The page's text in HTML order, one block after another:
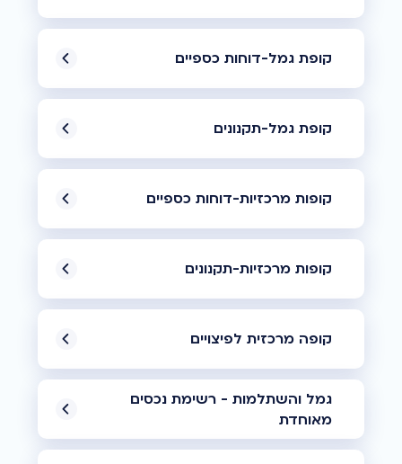
קופת גמל-דוחות כספיים
קופת גמל-תקנונים
קופות מרכזיות-דוחות כספיים
קופות מרכזיות-תקנונים
קופה מרכזית לפיצויים
גמל והשתלמות - רשימת נכסים
מאוחדת